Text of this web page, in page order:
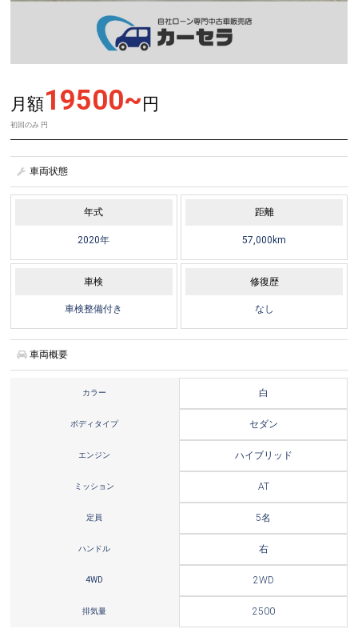
月額19500~ 円
初回のみ 円
車両状態
年式
2020年
距離
57,000km
車検
車検整備付き
修復歴
なし
車両概要
カラー 白
ボディタイプ セダン
エンジン ハイブリッド
ミッション AT
定員 5名
ハンドル 右
4WD 2WD
排気量 2500